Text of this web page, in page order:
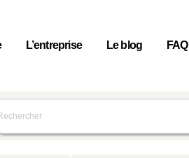
L’entreprise Le blog FAQ